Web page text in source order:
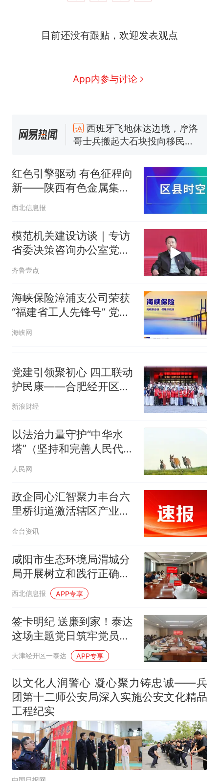
目前还没有跟贴，欢迎发表观点
App内参与讨论
热 西班牙飞地休达边境，摩洛
哥士兵搬起大石块投向移民引
洛哥涌入西班牙
号，仅凭视频评出？中国烹饪
协会回应
男子上山采菌偶然发现鸡枞菌
窝，原地守1天等它长大：挖了
美国一场追捕行动中，一男子
（新京报）
笔试第一被第二名传话劝弃考
官方通报
美国渔民钓获鲨鱼徒手将其拽
回大海 目击者直呼震惊 （视频
哥士兵搬起大石块投向移民引
争议，此前一天内数万人从摩
红色引擎驱动 有色征程向
新——陕西有色金属集团
以高质量党建引领高质量
西北信息报
模范机关建设访谈｜专访
省委决策咨询办公室党支
部书记韩云勇
齐鲁壹点
海峡保险漳浦支公司荣获
“福建省工人先锋号” 党建
带工建结出实践硕果
海峡网
党建引领聚初心 四工联动
护民康——合肥经开区芙
蓉社区总结网格化精准健
新浪财经
以法治力量守护“中华水
塔”（坚持和完善人民代表
人民网
政企同心汇智聚力丰台六
里桥街道激活辖区产业内
生动力
金台资讯
咸阳市生态环境局渭城分
局开展树立和践行正确政
绩观学习教育专题党课
西北信息报 APP专享
签卡明纪 送廉到家！泰达
这场主题党日筑牢党员干
部廉洁防线
天津经开区一泰达 APP专享
以文化人润警心 凝心聚力铸忠诚——兵
团第十二师公安局深入实施公安文化精品
工程纪实